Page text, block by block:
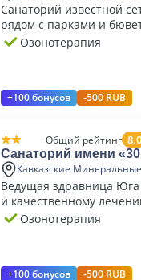
Санаторий известной
рядом с парками и
Озонотерапия
+100 бонусов -500 RUB
Общий рейтинг 8.0
Санаторий имени
Кавказские
Ведущая здравница Юга
и качественному
заболеваний.
Озонотерапия
+100 бонусов -500 RUB